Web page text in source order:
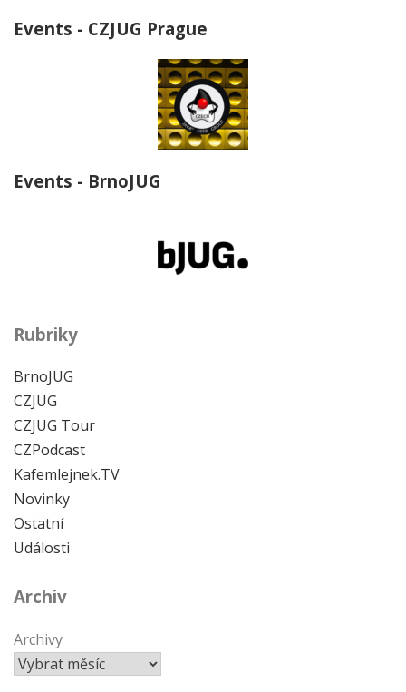
Events - CZJUG Prague
Events - BrnoJUG
Rubriky
BrnoJUG
CZJUG
CZJUG Tour
CZPodcast
Kafemlejnek.TV
Novinky
Ostatní
Události
Archiv
Archivy